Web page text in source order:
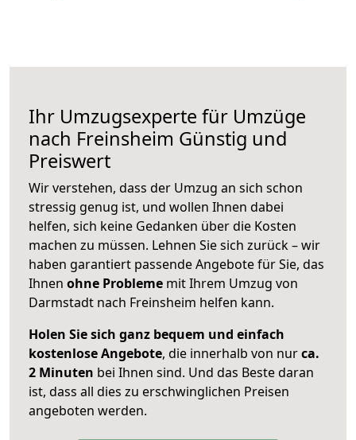
Ihr Umzugsexperte für Umzüge
nach Freinsheim Günstig und
Preiswert
Wir verstehen, dass der Umzug an sich schon
stressig genug ist, und wollen Ihnen dabei
helfen, sich keine Gedanken über die Kosten
machen zu müssen. Lehnen Sie sich zurück – wir
haben garantiert passende Angebote für Sie, das
Ihnen ohne Probleme mit Ihrem Umzug von
Darmstadt nach Freinsheim helfen kann.
Holen Sie sich ganz bequem und einfach
kostenlose Angebote, die innerhalb von nurca.
2 Minuten bei Ihnen sind. Und das Beste daran
ist, dass all dies zu erschwinglichen Preisen
angeboten werden.